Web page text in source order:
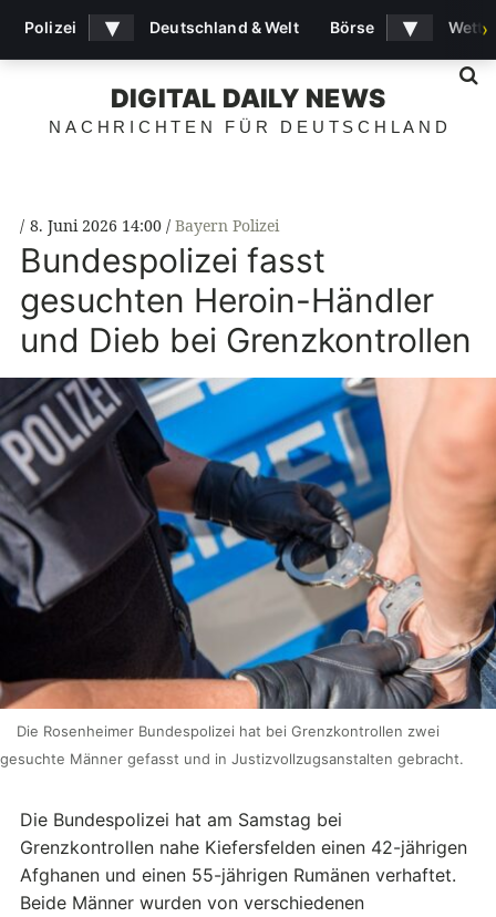
DIGITAL DAILY NEWS
NACHRICHTEN FÜR DEUTSCHLAND
8. Juni 2026 14:00 Bayern Polizei
Bundespolizei fasst
gesuchten Heroin-Händler
und Dieb bei Grenzkontrollen
Die Rosenheimer Bundespolizei hat bei Grenzkontrollen zwei
gesuchte Männer gefasst und in Justizvollzugsanstalten gebracht.
Die Bundespolizei hat am Samstag bei
Grenzkontrollen nahe Kiefersfelden einen 42-jährigen
Afghanen und einen 55-jährigen Rumänen verhaftet.
Beide Männer wurden von verschiedenen
Polizei ▾ Deutschland & Welt Börse ▾ ›